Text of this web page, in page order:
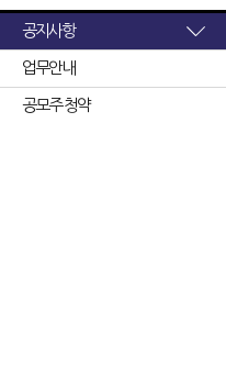
공지사항
업무안내
공모주 청약